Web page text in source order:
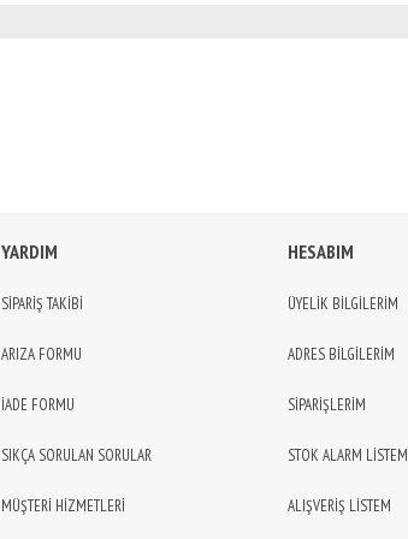
YARDIM
SİPARİŞ TAKİBİ
ARIZA FORMU
İADE FORMU
SIKÇA SORULAN SORULAR
MÜŞTERİ HİZMETLERİ
HESABIM
ÜYELİK BİLGİLERİM
ADRES BİLGİLERİM
SİPARİŞLERİM
STOK ALARM LİSTEM
ALIŞVERİŞ LİSTEM